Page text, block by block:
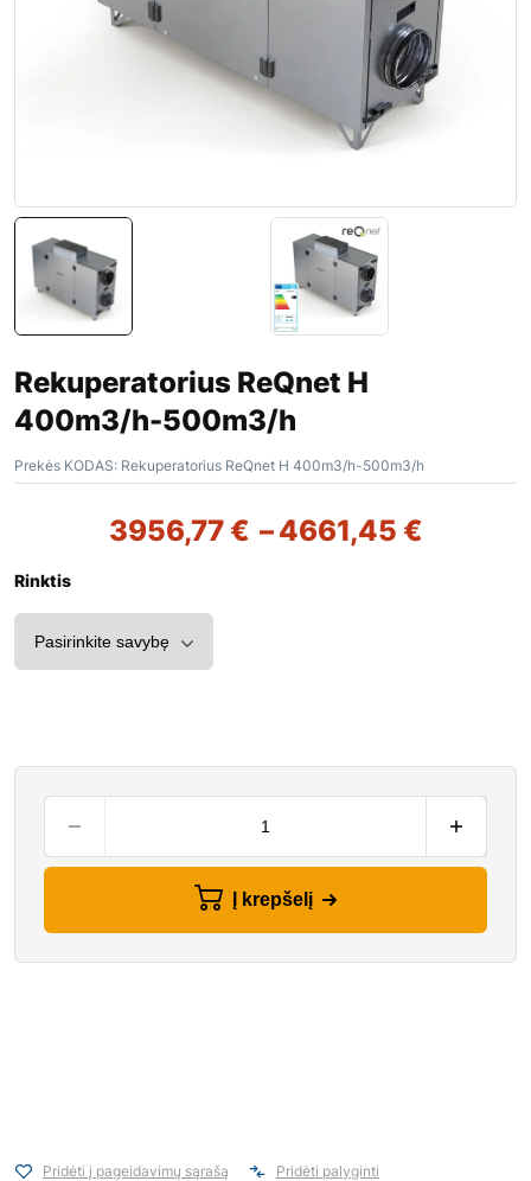
Rekuperatorius ReQnet H
400m3/h-500m3/h
Prekės KODAS: Rekuperatorius ReQnet H 400m3/h-500m3/h
3956,77 € –4661,45 €
Rinktis
Į krepšelį
Pridėti į pageidavimų sąrašą Pridėti palyginti